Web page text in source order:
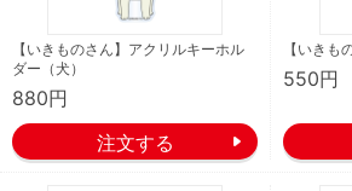
【いきものさん】アクリルキーホル
ダー（犬）
880円
【いきも
550円